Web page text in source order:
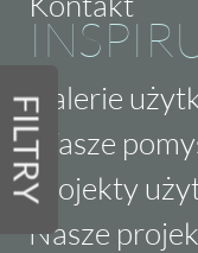
FILTRYGalerie
Wasze
Projekty
Nasze